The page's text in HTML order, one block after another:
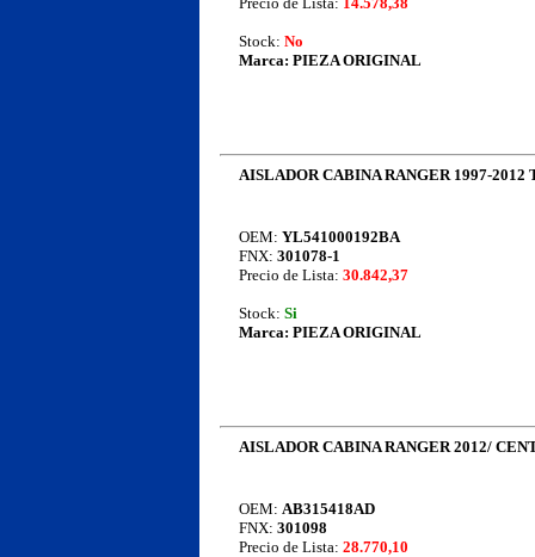
Stock: No
Marca: PIEZA ORIGINAL
AISLADOR CABINA RANGER 1997-2012
OEM: YL541000192BA
FNX: 301078-1
Precio de Lista: 30.842,37
Stock: Si
Marca: PIEZA ORIGINAL
AISLADOR CABINA RANGER 2012/
OEM: AB315418AD
FNX: 301098
Precio de Lista: 28.770,10